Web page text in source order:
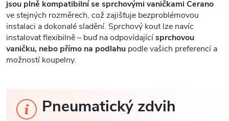
jsou plně kompatibilní se sprchovými vaničkami Cerano
ve stejných rozměrech, což zajišťuje bezproblémovou
instalaci a dokonalé sladění. Sprchový kout lze navíc
instalovat flexibilně – buď na odpovídajícísprchovou
vaničku, nebo přímo na podlahu podle vašich preferencí a
možností koupelny.
Pneumatický zdvih